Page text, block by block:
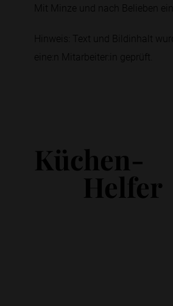
Mit Minze und nach Belieben
Hinweis: Text und Bildinhalt
eine:n Mitarbeiter:in geprüft.
Küchen-
Helfer